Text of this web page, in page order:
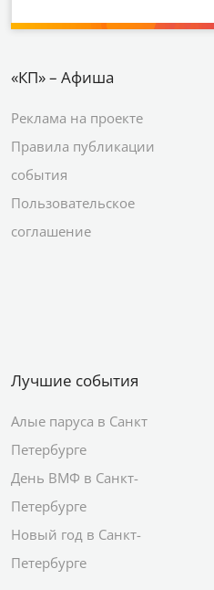
«КП» – Афиша
Реклама на проекте
Правила публикации
события
Пользовательское
соглашение
Лучшие события
Алые паруса в Санкт
Петербурге
День ВМФ в Санкт-
Петербурге
Новый год в Санкт-
Петербурге